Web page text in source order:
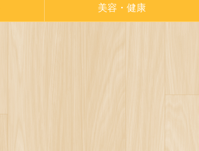
美容・健康